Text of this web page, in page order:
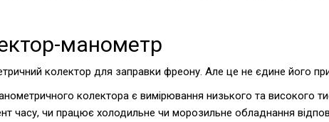
манометр
колектор для заправки фреону. Але це не єдине його
колектора є вимірювання низького та високого
часу, чи працює холодильне чи морозильне обладнання